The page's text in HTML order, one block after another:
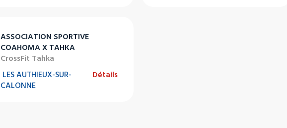
ASSOCIATION SPORTIVE
COAHOMA X TAHKA
CrossFit Tahka
LES AUTHIEUX-SUR-
CALONNE
Détails